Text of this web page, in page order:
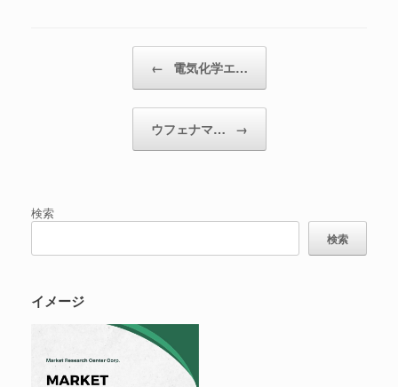
← 電気化学エ…
ウフェナマ… →
検索
検索
イメージ